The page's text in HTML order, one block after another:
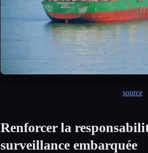
source
Renforcer la
surveillance embarquée